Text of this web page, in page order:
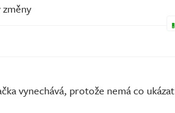
změny
vynechává, protože nemá co ukázat